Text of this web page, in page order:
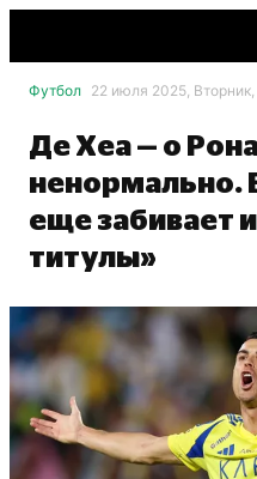
Футбол 22 июля 2025,
Де Хеа — о
ненормально.
еще забивает
титулы»